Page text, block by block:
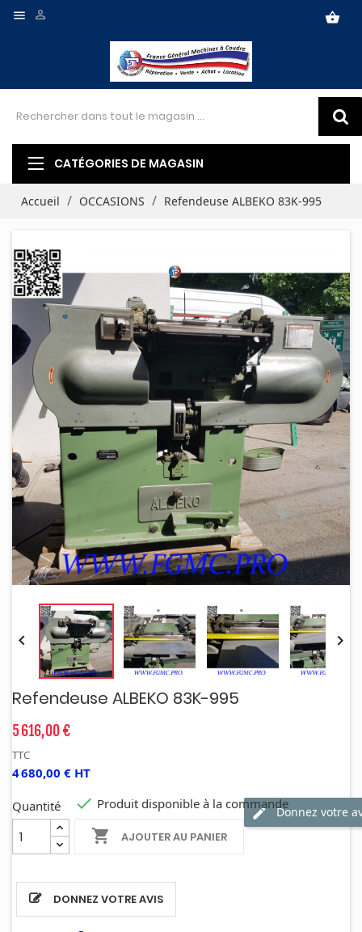
 shopping_basket

CATÉGORIES DE MAGASIN
Accueil OCCASIONS Refendeuse ALBEKO 83K-995
 
Refendeuse ALBEKO 83K-995
5 616,00 €
TTC
4 680,00 € HT
Quantité
 AJOUTER AU PANIER
 Produit disponible à la commande
DONNEZ VOTRE AVIS
Donnez votre